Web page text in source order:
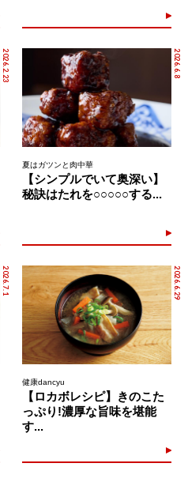
2026.2.23 2026.6.8
夏はガツンと肉中華
【シンプルでいて奥深い】
秘訣はたれを○○○○○する...
2026.7.1 2026.6.29
健康dancyu
【ロカボレシピ】きのこた
っぷり!濃厚な旨味を堪能
す...